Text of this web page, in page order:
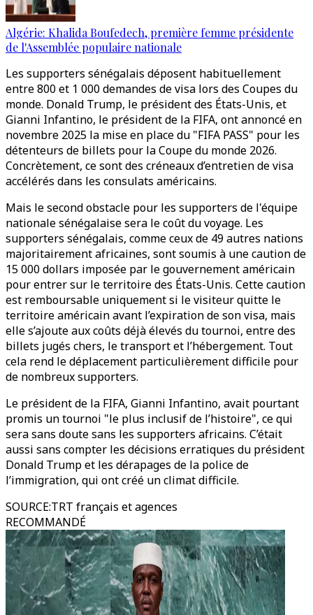
Algérie: Khalida Boufedech, première femme présidente
de l'Assemblée populaire nationale
Les supporters sénégalais déposent habituellement
entre 800 et 1 000 demandes de visa lors des Coupes du
monde. Donald Trump, le président des États-Unis, et
Gianni Infantino, le président de la FIFA, ont annoncé en
novembre 2025 la mise en place du "FIFA PASS" pour les
détenteurs de billets pour la Coupe du monde 2026.
Concrètement, ce sont des créneaux d’entretien de visa
accélérés dans les consulats américains.
Mais le second obstacle pour les supporters de l'équipe
nationale sénégalaise sera le coût du voyage. Les
supporters sénégalais, comme ceux de 49 autres nations
majoritairement africaines, sont soumis à une caution de
15 000 dollars imposée par le gouvernement américain
pour entrer sur le territoire des États-Unis. Cette caution
est remboursable uniquement si le visiteur quitte le
territoire américain avant l’expiration de son visa, mais
elle s’ajoute aux coûts déjà élevés du tournoi, entre des
billets jugés chers, le transport et l’hébergement. Tout
cela rend le déplacement particulièrement difficile pour
de nombreux supporters.
Le président de la FIFA, Gianni Infantino, avait pourtant
promis un tournoi "le plus inclusif de l’histoire", ce qui
sera sans doute sans les supporters africains. C’était
aussi sans compter les décisions erratiques du président
Donald Trump et les dérapages de la police de
l’immigration, qui ont créé un climat difficile.
SOURCE:TRT français et agences
RECOMMANDÉ